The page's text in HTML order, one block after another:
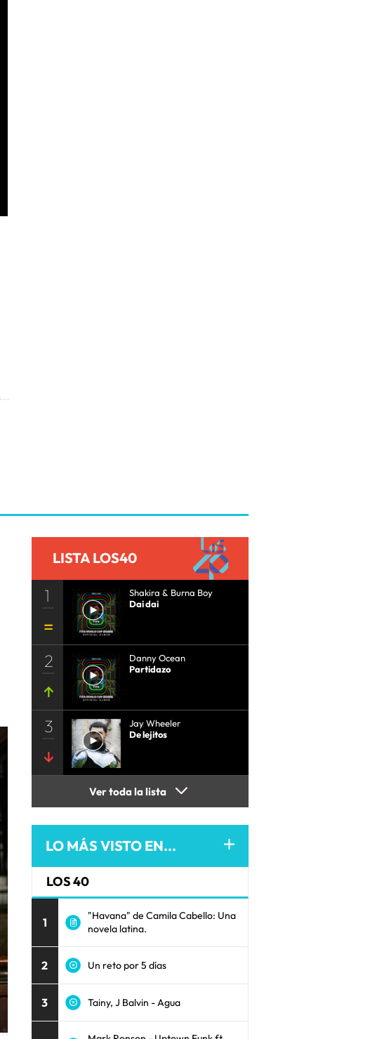
LISTA LOS40
1
Shakira & Burna Boy
Dai dai
2
Danny Ocean
Partidazo
3
Jay Wheeler
De lejitos
Ver toda la lista
LO MÁS VISTO EN...
LOS 40
1
"Havana" de Camila Cabello: Una
novela latina.
2 Un reto por 5 días
3 Tainy, J Balvin - Agua